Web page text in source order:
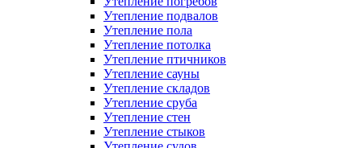
Утепление подвалов
Утепление пола
Утепление потолка
Утепление птичников
Утепление сауны
Утепление складов
Утепление сруба
Утепление стен
Утепление стыков